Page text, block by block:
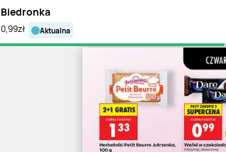
Biedronka
0,99zł aktualna